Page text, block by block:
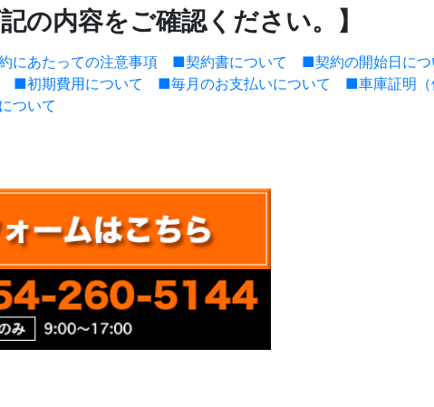
の内容をご確認ください。】
にあたっての注意事項 ■契約書について ■契約の開始日につ
■初期費用について ■毎月のお支払いについて ■車庫証明（
ついて